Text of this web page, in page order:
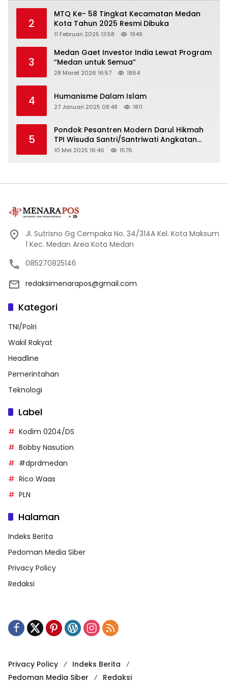
2
MTQ Ke- 58 Tingkat Kecamatan Medan
Kota Tahun 2025 Resmi Dibuka
11 Februari 2025 13:58 1949
3
Medan Gaet Investor India Lewat Program
“Medan untuk Semua”
28 Maret 2026 16:57 1864
4 Humanisme Dalam Islam
27 Januari 2025 08:48 1811
5
Pondok Pesantren Modern Darul Hikmah
TPI Wisuda Santri/Santriwati Angkatan
XXXIII
10 Mei 2025 16:46 1576
Jl. Sutrisno Gg Cempaka No. 34/314A Kel. Kota Maksum
1 Kec. Medan Area Kota Medan
085270825146
redaksimenarapos@gmail.com
Kategori
TNI/Polri
Wakil Rakyat
Headline
Pemerintahan
Teknologi
Label
Kodim 0204/DS
Bobby Nasution
#dprdmedan
Rico Waas
PLN
Halaman
Indeks Berita
Pedoman Media Siber
Privacy Policy
Redaksi
Privacy Policy
Indeks Berita
Pedoman Media Siber
Redaksi